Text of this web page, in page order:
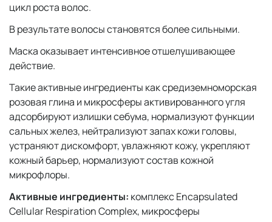
цикл роста волос.
В результате волосы становятся более сильными.
Маска оказывает интенсивное отшелушивающее
действие.
Такие активные ингредиенты как средиземноморская
розовая глина и микросферы активированного угля
адсорбируют излишки себума, нормализуют функции
сальных желез, нейтрализуют запах кожи головы,
устраняют дискомфорт, увлажняют кожу, укрепляют
кожный барьер, нормализуют состав кожной
микрофлоры.
Активные ингредиенты: комплекс Encapsulated
Cellular Respiration Complex, микросферы